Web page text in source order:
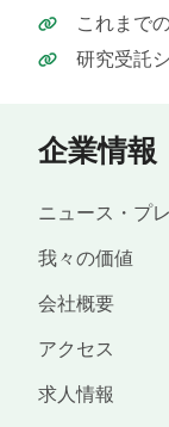
これまで
研究受託
企業情報
ニュース・プ
我々の価値
会社概要
アクセス
求人情報